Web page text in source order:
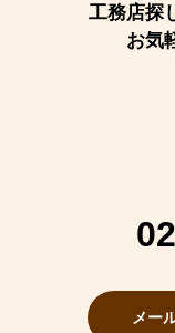
工務店探
お気
メー